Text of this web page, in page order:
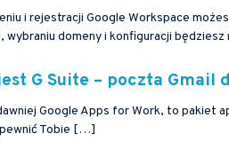
i rejestracji Google Workspace
wybraniu domeny i konfiguracji
G Suite – poczta Gmail
Google Apps for Work, to pakiet
Tobie […]